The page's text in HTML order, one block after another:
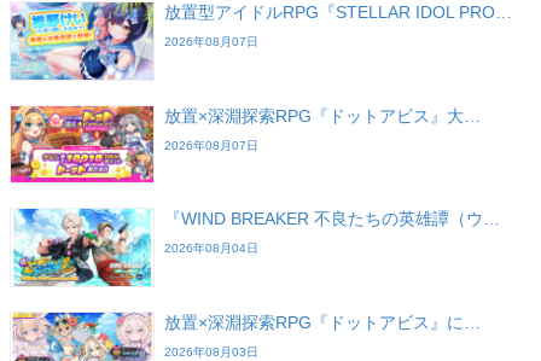
放置型アイドルRPG『STELLAR IDOL PRO…
2026年08月07日
放置×深淵探索RPG『ドットアビス』大…
2026年08月07日
『WIND BREAKER 不良たちの英雄譚（ウ…
2026年08月04日
放置×深淵探索RPG『ドットアビス』に…
2026年08月03日